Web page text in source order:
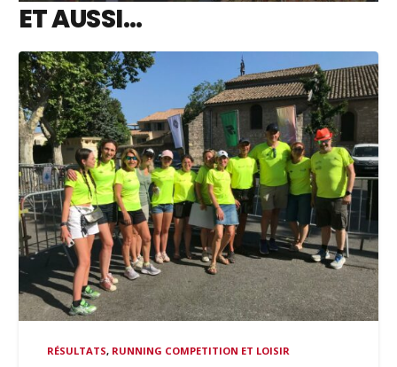
ET AUSSI…
RÉSULTATS, RUNNING COMPETITION ET LOISIR